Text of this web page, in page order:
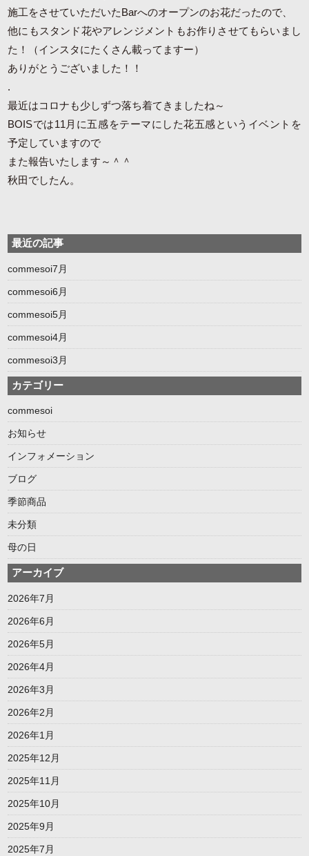
施工をさせていただいたBarへのオープンのお花だったので、
他にもスタンド花やアレンジメントもお作りさせてもらいまし
た！（インスタにたくさん載ってますー）
ありがとうございました！！
.
最近はコロナも少しずつ落ち着てきましたね～
BOISでは11月に五感をテーマにした花五感というイベントを
予定していますので
また報告いたします～＾＾
秋田でしたん。
最近の記事
commesoi7月
commesoi6月
commesoi5月
commesoi4月
commesoi3月
カテゴリー
commesoi
お知らせ
インフォメーション
ブログ
季節商品
未分類
母の日
アーカイブ
2026年7月
2026年6月
2026年5月
2026年4月
2026年3月
2026年2月
2026年1月
2025年12月
2025年11月
2025年10月
2025年9月
2025年7月